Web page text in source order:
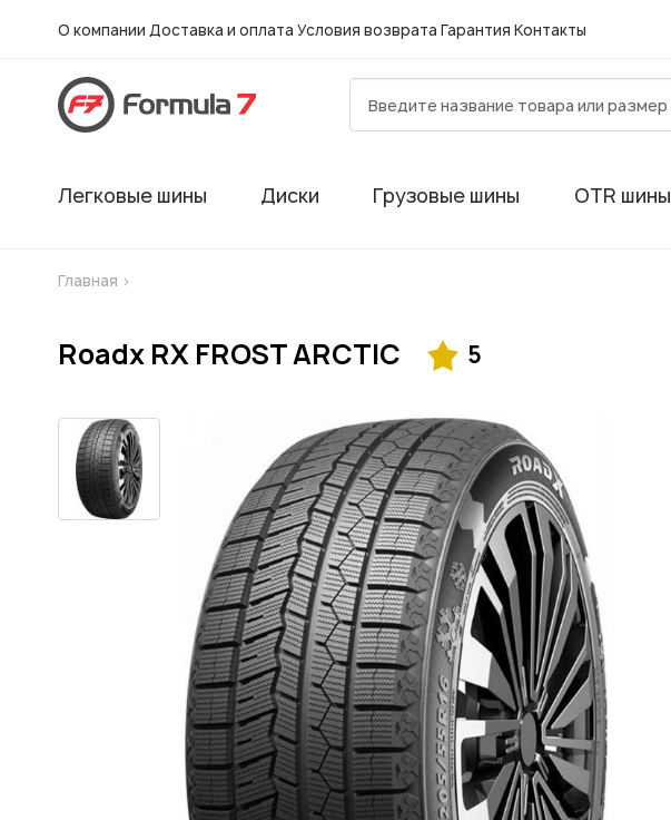
О компании Доставка и оплата Условия возврата Гарантия Контакты
Легковые шины Диски Грузовые шины OTR шины
Главная >
Roadx RX FROST ARCTIC 5